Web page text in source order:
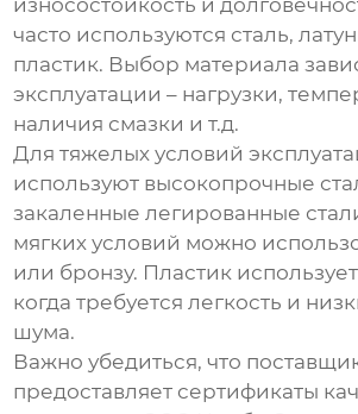
износостойкость и
часто используются сталь,
пластик. Выбор материала
эксплуатации – нагрузки,
наличия смазки и т.д.
Для тяжелых условий
используют высокопрочные
закаленные легированные
мягких условий можно
или бронзу. Пластик
когда требуется легкость и
шума.
Важно убедиться, что
предоставляет сертификаты